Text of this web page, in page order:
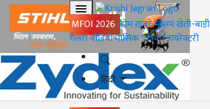
MFOI 2026 होमख़बरेंमौसमखेती-बाड़ी
गैलरीवीडियोमासिक पत्रिकाडायरेक्टरी
हिंदी